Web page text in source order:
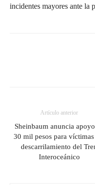
incidentes mayores ante la
Artículo anterior
Sheinbaum anuncia
30 mil pesos para
descarrilamiento del
Interoceánico